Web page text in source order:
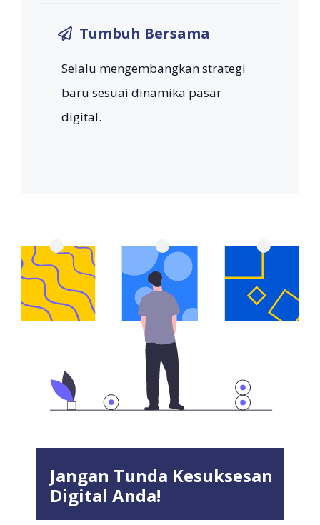
Tumbuh Bersama
Selalu mengembangkan strategi
baru sesuai dinamika pasar
digital.
Jangan Tunda Kesuksesan
Digital Anda!